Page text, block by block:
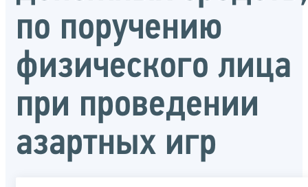
по поручению
физического лица
при проведении
азартных игр